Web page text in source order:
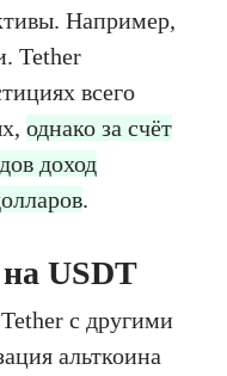
Например,
Tether
всего
однако за счёт
доход
.
USDT
с другими
альткоина